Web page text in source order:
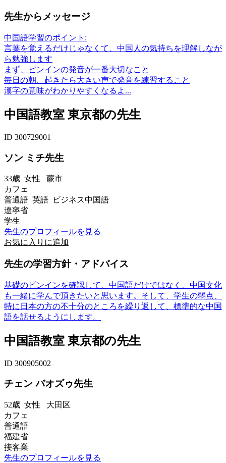
先生からメッセージ
中国語学習のポイント:
言葉を覚えるだけじゃなくて、中国人の気持ちを理解しなが
ら勉強します
まず、ピンインの発音が一番大切なこと
毎日の朝、起きたら大きい声で発音を練習すること
漢字の意味がわかりやすくなるよ...
中国語教室 東京都の先生
ID 300729001
ソン ミチ先生
33歳 女性 蕨市
カフェ
普通語 英語 ビジネス中国語
遼寧省
学生
先生のプロフィールを見る
お気に入りに追加
先生の学習方針・アドバイス
基礎のピンインを確認して、中国語だけではなく、中国文化
も一緒に学んで頂きたいと思います。そして、学生の弱点、
特に日本の方の不十分のところを繰り返して、標準的な中国
語を話せるようにします。
中国語教室 東京都の先生
ID 300905002
チェン バオズゥ先生
52歳 女性 大田区
カフェ
普通語
福建省
接客業
先生のプロフィールを見る